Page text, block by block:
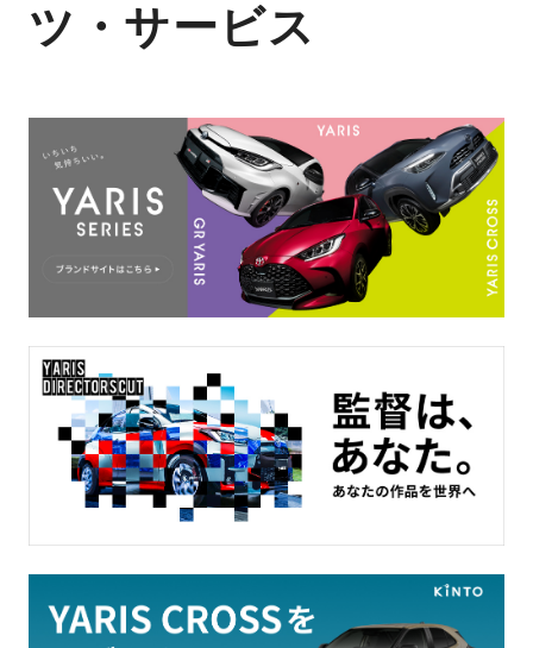
ツ・サービス